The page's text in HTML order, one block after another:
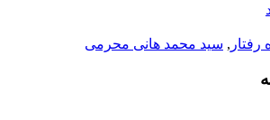
رفتار , سید محمد هانی محرمی